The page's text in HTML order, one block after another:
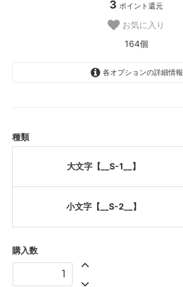
3 ポイント還元
お気に入り
164個
各オプションの詳細情報
種類
大文字【__S-1__】
小文字【__S-2__】
購入数